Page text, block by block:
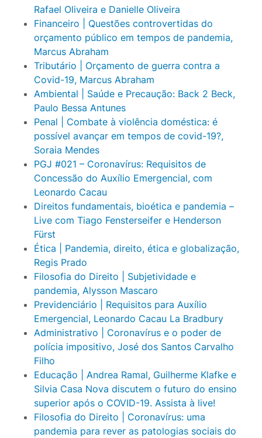
Rafael Oliveira e Danielle Oliveira
Financeiro | Questões controvertidas do
orçamento público em tempos de pandemia,
Marcus Abraham
Tributário | Orçamento de guerra contra a
Covid-19, Marcus Abraham
Ambiental | Saúde e Precaução: Back 2 Beck,
Paulo Bessa Antunes
Penal | Combate à violência doméstica: é
possível avançar em tempos de covid-19?,
Soraia Mendes
PGJ #021 – Coronavírus: Requisitos de
Concessão do Auxílio Emergencial, com
Leonardo Cacau
Direitos fundamentais, bioética e pandemia –
Live com Tiago Fensterseifer e Henderson
Fürst
Ética | Pandemia, direito, ética e globalização,
Regis Prado
Filosofia do Direito | Subjetividade e
pandemia, Alysson Mascaro
Previdenciário | Requisitos para Auxílio
Emergencial, Leonardo Cacau La Bradbury
Administrativo | Coronavírus e o poder de
polícia impositivo, José dos Santos Carvalho
Filho
Educação | Andrea Ramal, Guilherme Klafke e
Silvia Casa Nova discutem o futuro do ensino
superior após o COVID-19. Assista à live!
Filosofia do Direito | Coronavírus: uma
pandemia para rever as patologias sociais do